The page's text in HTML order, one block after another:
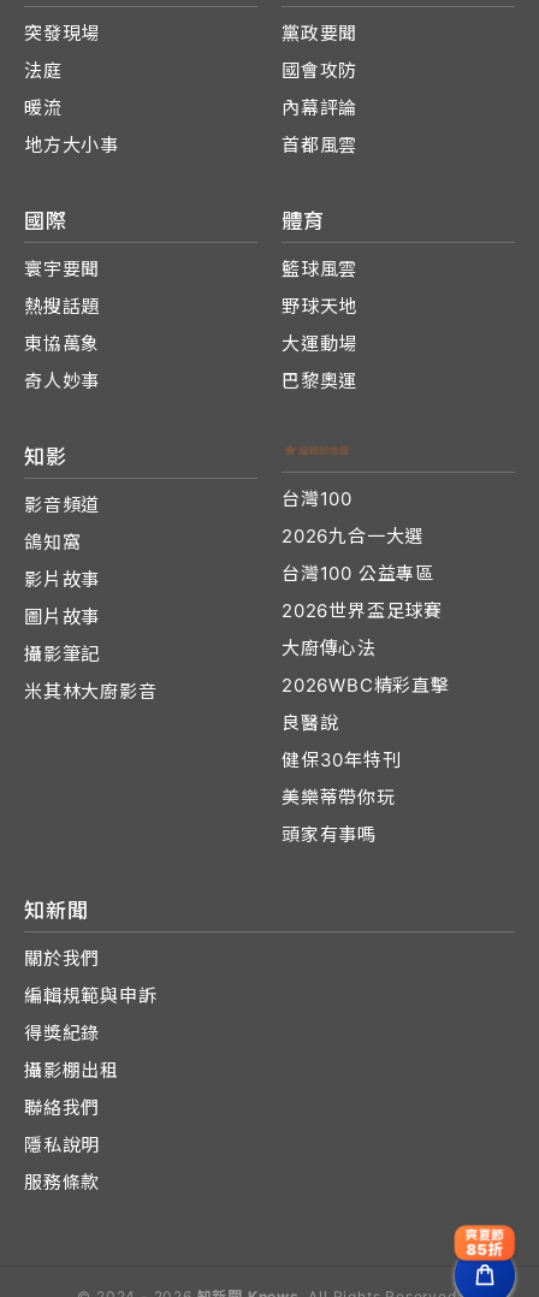
突發現場
法庭
暖流
地方大小事
黨政要聞
國會攻防
內幕評論
首都風雲
國際
寰宇要聞
熱搜話題
東協萬象
奇人妙事
體育
籃球風雲
野球天地
大運動場
巴黎奧運
知影
影音頻道
鴿知窩
影片故事
圖片故事
攝影筆記
米其林大廚影音
台灣100
2026九合一大選
台灣100 公益專區
2026世界盃足球賽
大廚傳心法
2026WBC精彩直擊
良醫說
健保30年特刊
美樂蒂帶你玩
頭家有事嗎
知新聞
關於我們
編輯規範與申訴
得獎紀錄
攝影棚出租
聯絡我們
隱私說明
服務條款
爽夏節
85折